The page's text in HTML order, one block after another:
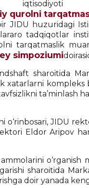
qurolni
JIDU huzuridagi
tadqiqotlar
tarqatmaslik
simpoziumi
sharoitida
xatarlarni
o‘rinbosari, JIDU
Eldor Aripov
o‘rganish
sharoitida
doir yanada